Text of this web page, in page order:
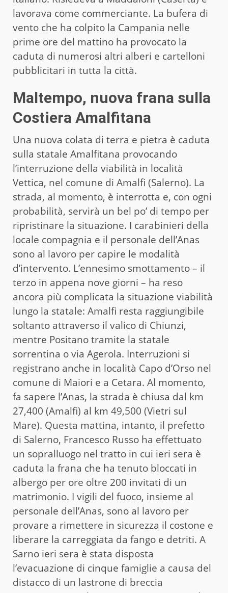
lavorava come commerciante. La bufera di
vento che ha colpito la Campania nelle
prime ore del mattino ha provocato la
caduta di numerosi altri alberi e cartelloni
pubblicitari in tutta la città.
Maltempo, nuova frana sulla
Costiera Amalfitana
Una nuova colata di terra e pietra è caduta
sulla statale Amalfitana provocando
l’interruzione della viabilità in località
Vettica, nel comune di Amalfi (Salerno). La
strada, al momento, è interrotta e, con ogni
probabilità, servirà un bel po’ di tempo per
ripristinare la situazione. I carabinieri della
locale compagnia e il personale dell’Anas
sono al lavoro per capire le modalità
d’intervento. L’ennesimo smottamento – il
terzo in appena nove giorni – ha reso
ancora più complicata la situazione viabilità
lungo la statale: Amalfi resta raggiungibile
soltanto attraverso il valico di Chiunzi,
mentre Positano tramite la statale
sorrentina o via Agerola. Interruzioni si
registrano anche in località Capo d’Orso nel
comune di Maiori e a Cetara. Al momento,
fa sapere l’Anas, la strada è chiusa dal km
27,400 (Amalfi) al km 49,500 (Vietri sul
Mare). Questa mattina, intanto, il prefetto
di Salerno, Francesco Russo ha effettuato
un sopralluogo nel tratto in cui ieri sera è
caduta la frana che ha tenuto bloccati in
albergo per ore oltre 200 invitati di un
matrimonio. I vigili del fuoco, insieme al
personale dell’Anas, sono al lavoro per
provare a rimettere in sicurezza il costone e
liberare la carreggiata da fango e detriti. A
Sarno ieri sera è stata disposta
l’evacuazione di cinque famiglie a causa del
distacco di un lastrone di breccia